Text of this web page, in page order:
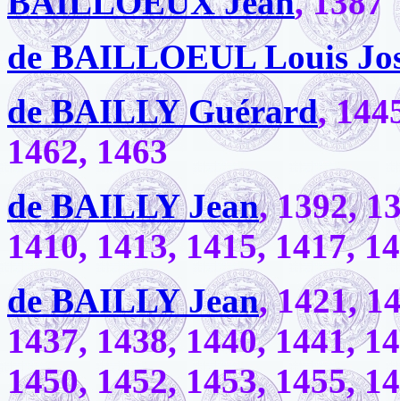
de BAILLOEUL Louis
de BAILLY Guérard,
1462, 1463
de BAILLY Jean, 1392,
1410, 1413, 1415, 1417,
de BAILLY Jean, 1421,
1437, 1438, 1440, 1441,
1450, 1452, 1453, 1455,